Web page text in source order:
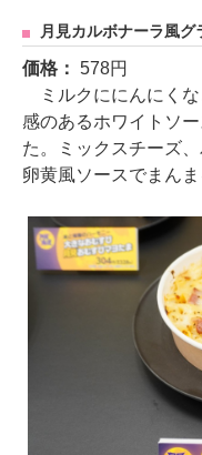
月見カルボナーラ風グ
価格： 578円
ミルクににんにくな
感のあるホワイトソ
た。ミックスチーズ
卵黄風ソースでまんま